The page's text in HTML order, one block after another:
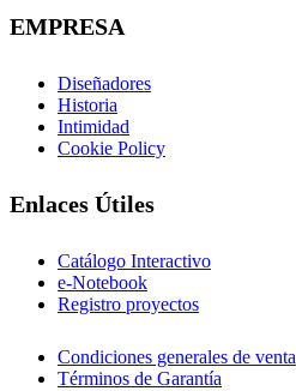
EMPRESA
Diseñadores
Historia
Intimidad
Cookie Policy
Enlaces Útiles
Catálogo Interactivo
e-Notebook
Registro proyectos
Condiciones generales de venta
Términos de Garantía